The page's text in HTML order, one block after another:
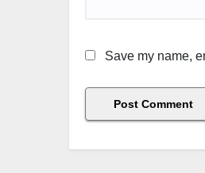
Save my name,